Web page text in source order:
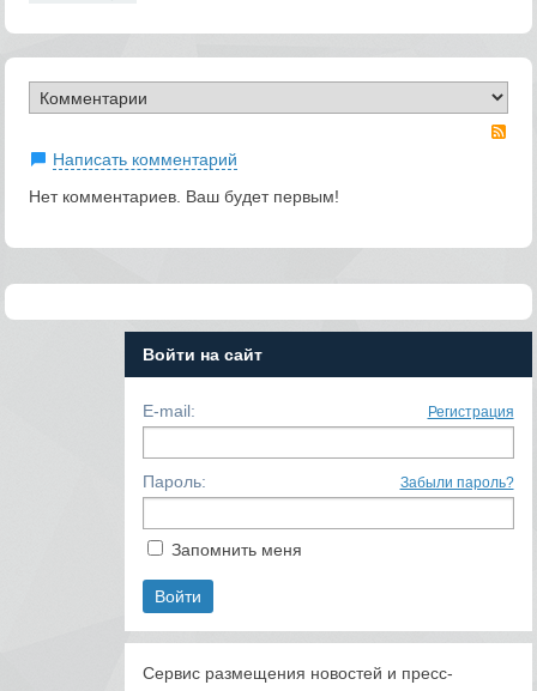
Написать комментарий
Нет комментариев. Ваш будет первым!
Войти на сайт
E-mail: Регистрация
Пароль: Забыли пароль?
Запомнить меня
Сервис размещения новостей и пресс-